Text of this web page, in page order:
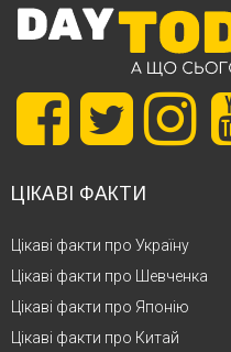
ЦІКАВІ ФАКТИ
Цікаві факти про Україну
Цікаві факти про Шевченка
Цікаві факти про Японію
Цікаві факти про Китай